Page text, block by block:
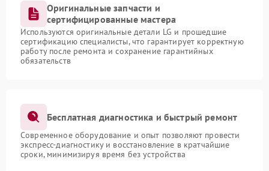
Оригинальные запчасти и
сертифицированные мастера
Используются оригинальные детали LG и прошедшие
сертификацию специалисты, что гарантирует корректную
работу после ремонта и сохранение гарантийных
обязательств
Бесплатная диагностика и быстрый ремонт
Современное оборудование и опыт позволяют провести
экспресс-диагностику и восстановление в кратчайшие
сроки, минимизируя время без устройства